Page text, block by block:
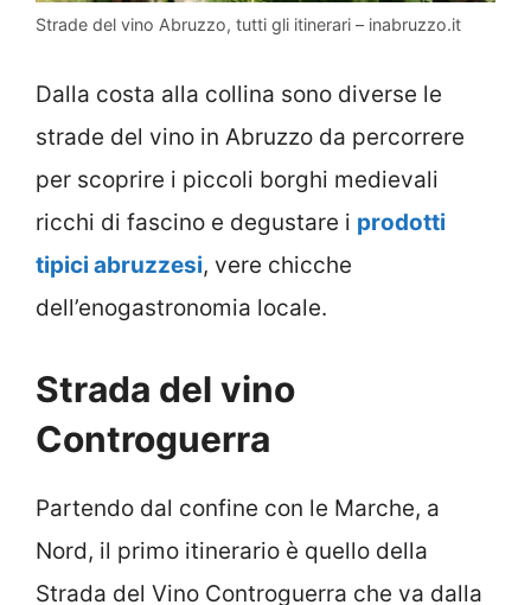
Strade del vino Abruzzo, tutti gli itinerari – inabruzzo.it
Dalla costa alla collina sono diverse le
strade del vino in Abruzzo da percorrere
per scoprire i piccoli borghi medievali
ricchi di fascino e degustare i prodotti
tipici abruzzesi, vere chicche
dell’enogastronomia locale.
Strada del vino
Controguerra
Partendo dal confine con le Marche, a
Nord, il primo itinerario è quello della
Strada del Vino Controguerra che va dalla